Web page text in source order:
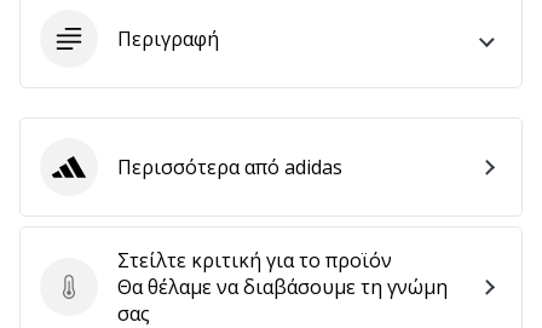
άρθρων Περιγραφή
Στείλτε κριτική για το προϊόν
Στείλτε κριτική για το προϊόν
Θα θέλαμε να διαβάσουμε τη γνώμη
σας
adidasΠερισσότερα από adidas